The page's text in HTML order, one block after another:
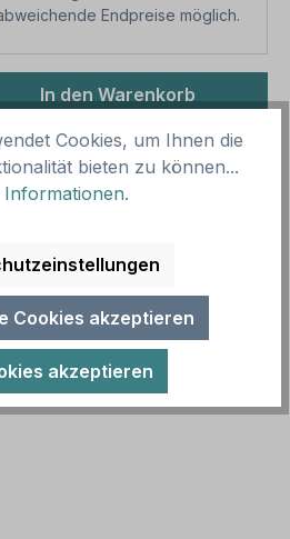
Endpreise möglich.
Gib den
In den Warenkorb
23
StVO rechts vor links als
Zusatztext. Komb…Mehr
Cookies, um Ihnen die
bieten zu können...
.
Cookies akzeptieren
akzeptieren